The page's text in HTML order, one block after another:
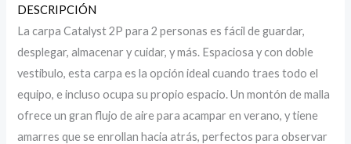
DESCRIPCIÓN
La carpa Catalyst 2P para 2 personas es fácil de guardar,
desplegar, almacenar y cuidar, y más. Espaciosa y con doble
vestibulo, esta carpa es la opción ideal cuando traes todo el
equipo, e incluso ocupa su propio espacio. Un montón de malla
ofrece un gran flujo de aire para acampar en verano, y tiene
amarres que se enrollan hacia atrás, perfectos para observar